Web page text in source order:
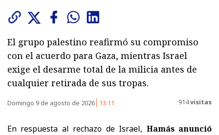
El grupo palestino reafirmó su compromiso
con el acuerdo para Gaza, mientras Israel
exige el desarme total de la milicia antes de
cualquier retirada de sus tropas.
Domingo 9 de agosto de 2026 13:11 914visitas
En respuesta al rechazo de Israel, Hamás anunció